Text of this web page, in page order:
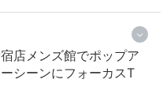
店メンズ館でポップア
シーンにフォーカスT